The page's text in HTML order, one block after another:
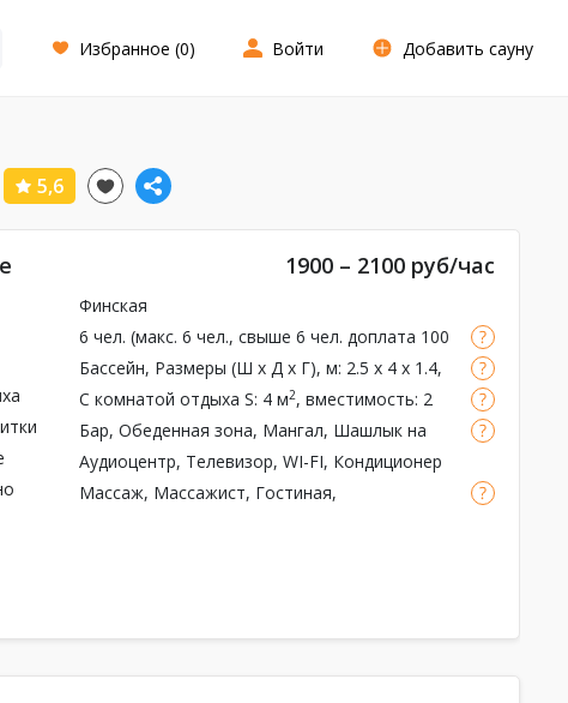
Избранное (0) Войти Добавить сауну
5,6
1900 – 2100 руб/час
Финская
6 чел. (макс. 6 чел., свыше 6 чел. доплата 100
руб за каждый час)
Бассейн, Размеры (Ш x Д x Г), м: 2.5 x 4 x 1.4,
Подсветка, Фильтрация, Душ
С комнатой отдыха S: 4 м2, вместимость: 2
чел.
Бар, Обеденная зона, Мангал, Шашлык на
мангале, Барбекю зона, Чай
Аудиоцентр, Телевизор, WI-FI, Кондиционер
Массаж, Массажист, Гостиная,